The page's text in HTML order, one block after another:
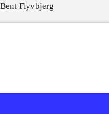
Bent Flyvbjerg